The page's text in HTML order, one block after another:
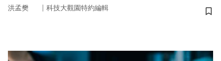
洪孟樊 ｜ 科技大觀園特約編輯
儲